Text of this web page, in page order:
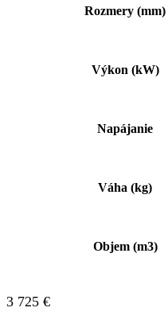
Rozmery (mm)
Výkon (kW)
Napájanie
Váha (kg)
Objem (m3)
3 725 €